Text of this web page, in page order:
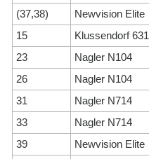
(37,38)
Newvision Elite
15
Klussendorf 631
23
Nagler N104
26
Nagler N104
31
Nagler N714
33
Nagler N714
39
Newvision Elite